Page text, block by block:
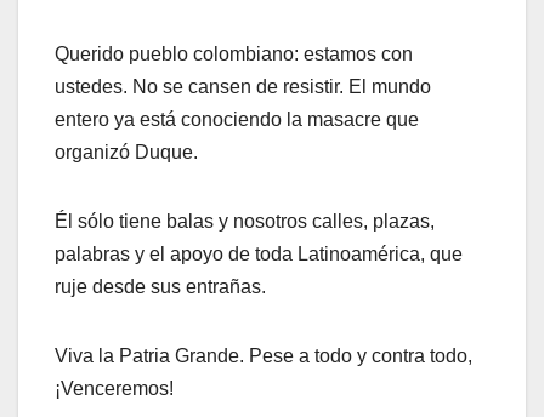
Querido pueblo colombiano: estamos con
ustedes. No se cansen de resistir. El mundo
entero ya está conociendo la masacre que
organizó Duque.
Él sólo tiene balas y nosotros calles, plazas,
palabras y el apoyo de toda Latinoamérica, que
ruje desde sus entrañas.
Viva la Patria Grande. Pese a todo y contra todo,
¡Venceremos!